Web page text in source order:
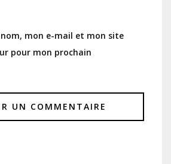
mon e-mail et mon site
pour mon prochain